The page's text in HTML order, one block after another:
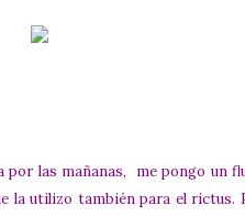
por las mañanas, me pongo un
utilizo también para el rictus.